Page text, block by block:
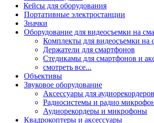
Кейсы для оборудования
Портативные электростанции
Значки
Оборудование для видеосъемки на
Комплекты для видеосъемки на
Держатели для смартфонов
Стедикамы для смартфонов и
смотреть все...
Объективы
Звуковое оборудование
Аксессуары для
Радиосистемы и радио
Аудиорекордеры и микрофоны
Квадрокоптеры и аксессуары